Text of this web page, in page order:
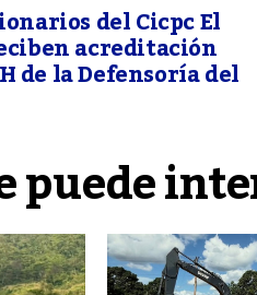
del Cicpc El
acreditación
de la Defensoría del
puede